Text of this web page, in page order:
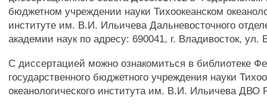
бюджетном учреждении науки Тихоокеанском
институте им. В.И. Ильичева Дальневосточного
академии наук по адресу: 690041, г. Владивосток, ул.
С диссертацией можно ознакомиться в библиотеке
государственного бюджетного учреждения науки
океанологического института им. В.И. Ильичева ДВО